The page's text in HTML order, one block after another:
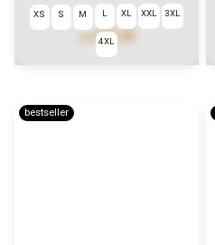
€72,90
XS S M L XL XXL 3XL
4XL
bestseller